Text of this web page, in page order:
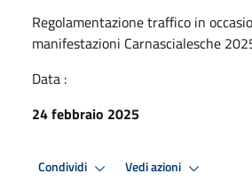
Regolamentazione traffico in
manifestazioni Carnascialesche
Data :
24 febbraio 2025
Condividi Vedi azioni